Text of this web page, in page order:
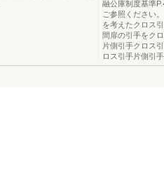
融公庫制度基準
ご参照ください
を考えたクロス
間扉の引手をク
片側引手クロス
ロス引手片側引手